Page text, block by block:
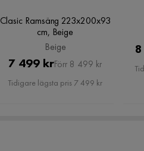
Clasic Ramsäng 223x200x93
cm, Beige
Beige
Pris
7 499 krOriginal
Pris
Förr 8 499 kr
Tidigare lägsta pris 7 499 kr